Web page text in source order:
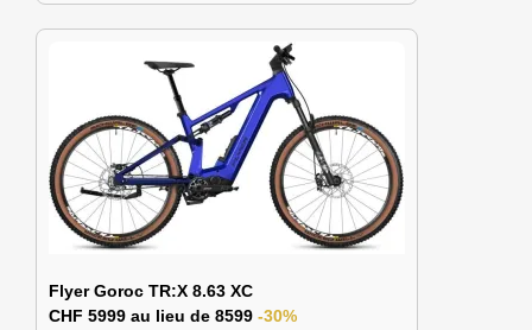
Flyer Goroc TR:X 8.63 XC
CHF 5999 au lieu de 8599 -30%